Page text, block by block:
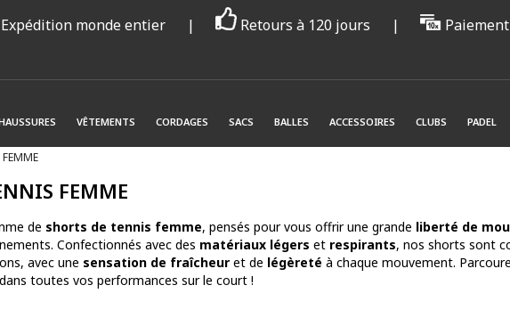
Expédition monde entier | Retours à 120 jours |
VÊTEMENTS CORDAGES SACS BALLES ACCESSOIRES CLUBS PADEL
FEMME
de shorts de tennis femme, pensés pour vous offrir une grande liberté de
Confectionnés avec des matériaux légers et respirants, nos shorts sont
avec une sensation de fraîcheur et de légèreté à chaque mouvement.
toutes vos performances sur le court !